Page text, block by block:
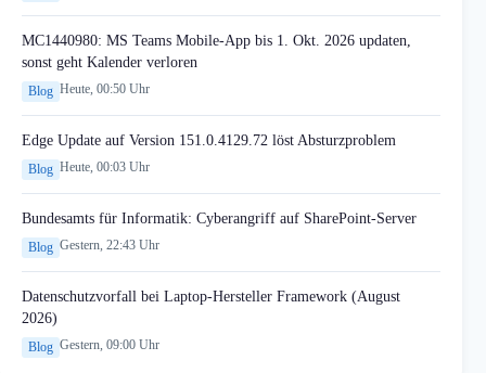
MC1440980: MS Teams Mobile-App bis 1. Okt. 2026 updaten,
sonst geht Kalender verloren
Blog Heute, 00:50 Uhr
Edge Update auf Version 151.0.4129.72 löst Absturzproblem
Blog Heute, 00:03 Uhr
Bundesamts für Informatik: Cyberangriff auf SharePoint-Server
Blog Gestern, 22:43 Uhr
Datenschutzvorfall bei Laptop-Hersteller Framework (August
2026)
Blog Gestern, 09:00 Uhr